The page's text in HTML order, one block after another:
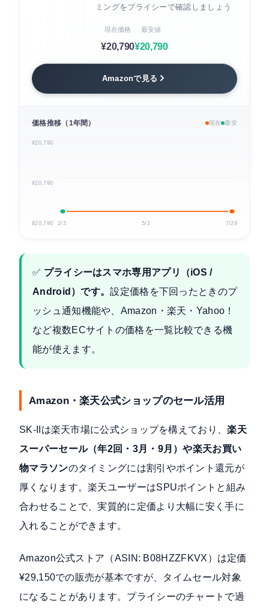
ミングをプライシーで確認しましょう
現在価格
¥20,790
最安値
¥20,790
Amazonで見る
価格推移（1年間） 現在 最安
¥20,790
¥20,790
¥20,790 2/3 5/2 7/29
✅ プライシーはスマホ専用アプリ（iOS /
Android）です。設定価格を下回ったときのプ
ッシュ通知機能や、Amazon・楽天・Yahoo！
など複数ECサイトの価格を一覧比較できる機
能が使えます。
Amazon・楽天公式ショップのセール活用
SK-IIは楽天市場に公式ショップを構えており、楽天
スーパーセール（年2回・3月・9月）や楽天お買い
物マラソンのタイミングには割引やポイント還元が
厚くなります。楽天ユーザーはSPUポイントと組み
合わせることで、実質的に定価より大幅に安く手に
入れることができます。
Amazon公式ストア（ASIN: B08HZZFKVX）は定価
¥29,150での販売が基本ですが、タイムセール対象
になることがあります。プライシーのチャートで過